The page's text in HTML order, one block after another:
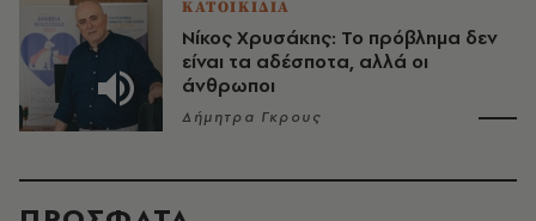
ΚΑΤΟΙΚΙΔΙΑ
Νίκος Χρυσάκης: Το πρόβλημα δεν
είναι τα αδέσποτα, αλλά οι
άνθρωποι
Δήμητρα Γκρους